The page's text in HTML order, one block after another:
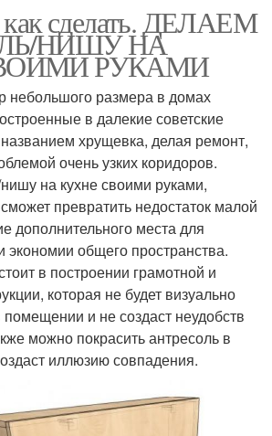
как сделать. ДЕЛАЕМ
НИШУ НА
РУКАМИ
небольшого размера в домах
в далекие советские
хрущевка, делая ремонт,
очень узких коридоров.
на кухне своими руками,
превратить недостаток малой
дополнительного места для
общего пространства.
в построении грамотной и
которая не будет визуально
помещении и не создаст неудобств
можно покрасить антресоль в
иллюзию совпадения.